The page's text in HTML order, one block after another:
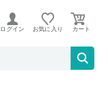
ログイン お気に入り